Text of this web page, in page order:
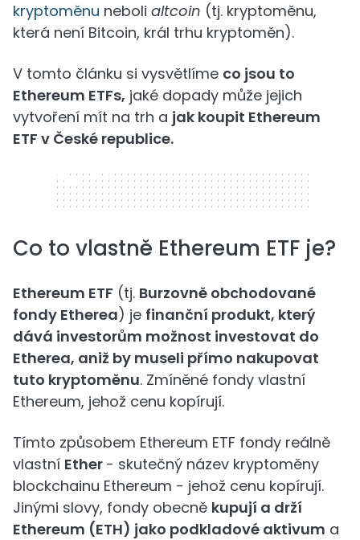
kryptoměnu neboli altcoin (tj. kryptoměnu,
která není Bitcoin, král trhu kryptoměn).
V tomto článku si vysvětlíme co jsou to
Ethereum ETFs, jaké dopady může jejich
vytvoření mít na trh a jak koupit Ethereum
ETF v České republice.
320 x 50
Co to vlastně Ethereum ETF je?
Ethereum ETF (tj. Burzovně obchodované
fondy Etherea) je finanční produkt, který
dává investorům možnost investovat do
Etherea, aniž by museli přímo nakupovat
tuto kryptoměnu. Zmíněné fondy vlastní
Ethereum, jehož cenu kopírují.
Tímto způsobem Ethereum ETF fondy reálně
vlastní Ether - skutečný název kryptoměny
blockchainu Ethereum - jehož cenu kopírují.
Jinými slovy, fondy obecně kupují a drží
Ethereum (ETH) jako podkladové aktivum a